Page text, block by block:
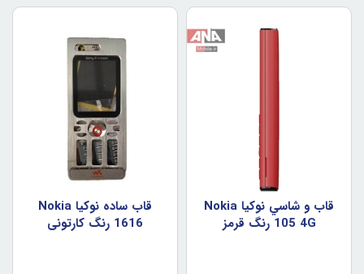
قاب و شاسي نوکيا Nokia
105 4G رنگ قرمز
قاب ساده نوکيا Nokia
1616 رنگ کارتوني